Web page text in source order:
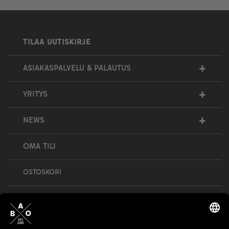
TILAA UUTISKIRJE
ASIAKASPALVELU & PALAUTUS +
YRITYS +
NEWS +
OMA TILI
OSTOSKORI
Bull’s All Out is social – follow us and show